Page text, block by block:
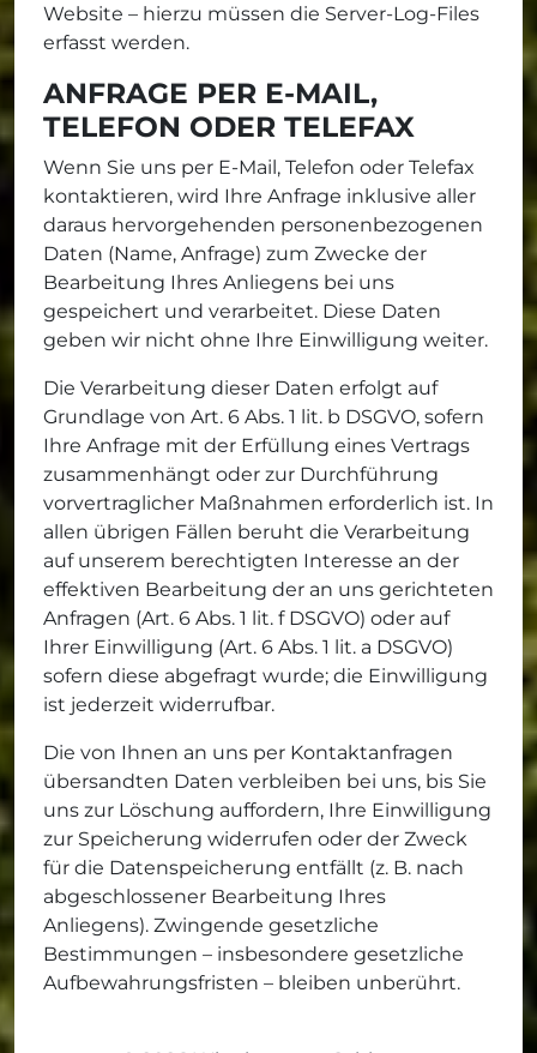
Website – hierzu müssen die Server-Log-Files
erfasst werden.
ANFRAGE PER E-MAIL,
TELEFON ODER TELEFAX
Wenn Sie uns per E-Mail, Telefon oder Telefax
kontaktieren, wird Ihre Anfrage inklusive aller
daraus hervorgehenden personenbezogenen
Daten (Name, Anfrage) zum Zwecke der
Bearbeitung Ihres Anliegens bei uns
gespeichert und verarbeitet. Diese Daten
geben wir nicht ohne Ihre Einwilligung weiter.
Die Verarbeitung dieser Daten erfolgt auf
Grundlage von Art. 6 Abs. 1 lit. b DSGVO, sofern
Ihre Anfrage mit der Erfüllung eines Vertrags
zusammenhängt oder zur Durchführung
vorvertraglicher Maßnahmen erforderlich ist. In
allen übrigen Fällen beruht die Verarbeitung
auf unserem berechtigten Interesse an der
effektiven Bearbeitung der an uns gerichteten
Anfragen (Art. 6 Abs. 1 lit. f DSGVO) oder auf
Ihrer Einwilligung (Art. 6 Abs. 1 lit. a DSGVO)
sofern diese abgefragt wurde; die Einwilligung
ist jederzeit widerrufbar.
Die von Ihnen an uns per Kontaktanfragen
übersandten Daten verbleiben bei uns, bis Sie
uns zur Löschung auffordern, Ihre Einwilligung
zur Speicherung widerrufen oder der Zweck
für die Datenspeicherung entfällt (z. B. nach
abgeschlossener Bearbeitung Ihres
Anliegens). Zwingende gesetzliche
Bestimmungen – insbesondere gesetzliche
Aufbewahrungsfristen – bleiben unberührt.